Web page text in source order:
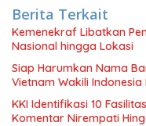
Berita Terkait
Kemenekraf Libatkan
Nasional hingga Lokasi
Siap Harumkan Nama
Vietnam Wakili Indonesia
KKI Identifikasi 10
Komentar Nirempati